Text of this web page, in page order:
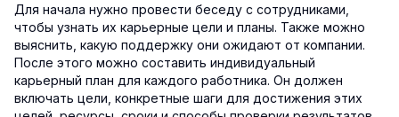
Для начала нужно провести беседу с сотрудниками,
чтобы узнать их карьерные цели и планы. Также можно
выяснить, какую поддержку они ожидают от компании.
После этого можно составить индивидуальный
карьерный план для каждого работника. Он должен
включать цели, конкретные шаги для достижения этих